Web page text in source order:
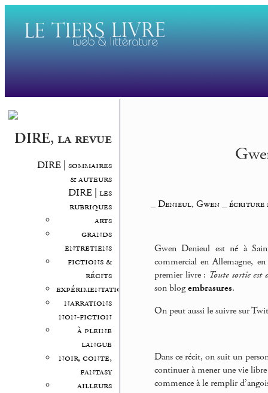
DIRE, la revue
DIRE | sommaires
& auteurs
DIRE | les
rubriques
arts
grands
entretiens
fictions &
récits
expérimentation
narrations
non-fiction
à pleine
langue
noir, conte,
fantasy
ailleurs
Denieul, Gwen_ écriture
Gwen Denieul est né à
commercial en Allemagne,
premier livre : Toute sortie est
son blogembrasures.
On peut aussi le suivre sur
Dans ce récit, on suit un
continuer à mener une vie
commence à le remplir